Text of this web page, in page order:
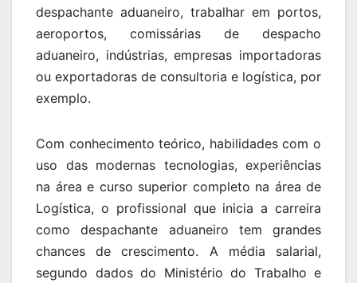
despachante aduaneiro, trabalhar em portos,
aeroportos, comissárias de despacho
aduaneiro, indústrias, empresas importadoras
ou exportadoras de consultoria e logística, por
exemplo.
Com conhecimento teórico, habilidades com o
uso das modernas tecnologias, experiências
na área e curso superior completo na área de
Logística, o profissional que inicia a carreira
como despachante aduaneiro tem grandes
chances de crescimento. A média salarial,
segundo dados do Ministério do Trabalho e